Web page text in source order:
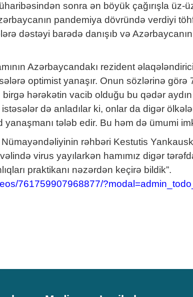
sonra ən böyük çağırışla
pandemiya dövründə verdiyi
dəstəyi barədə danışıb və
Azərbaycandakı rezident
optimist yanaşır. Onun sözlərinə görə
hərəkətin vacib olduğu bu qədər
də anladılar ki, onlar da digər
yanaşmanı tələb edir. Bu həm də ümumi
Nümayəndəliyinin rəhbəri Kestutis
virus yayılarkən hamımız digər
praktikanı nəzərdən keçirə bildik”.
761759907968877/